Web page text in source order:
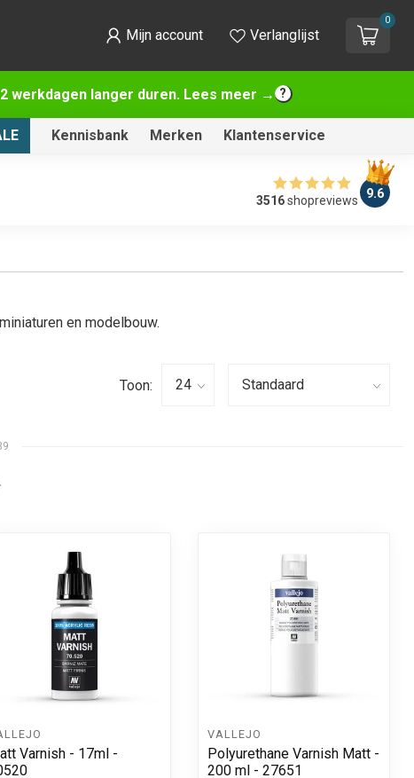
werkdagen langer duren. Lees meer →
Mijn account Verlanglijst
0
Kennisbank Merken Klantenservice
3516shopreviews 9.6
en modelbouw.
Toon:
Varnish - 17ml -
VALLEJO
Polyurethane Varnish Matt -
200 ml - 27651